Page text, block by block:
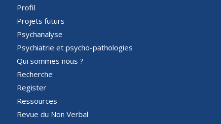
Profil
Projets futurs
Psychanalyse
Psychiatrie et psycho-pathologies
Qui sommes nous ?
Recherche
Register
Ressources
Revue du Non Verbal